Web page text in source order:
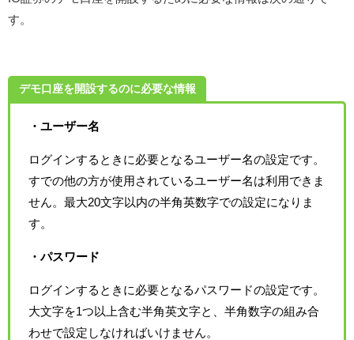
す。
デモ口座を開設するのに必要な情報
・ユーザー名
ログインするときに必要となるユーザー名の設定です。
すでの他の方が使用されているユーザー名は利用できま
せん。最大20文字以内の半角英数字での設定になりま
す。
・パスワード
ログインするときに必要となるパスワードの設定です。
大文字を1つ以上含む半角英文字と、半角数字の組み合
わせで設定しなければいけません。